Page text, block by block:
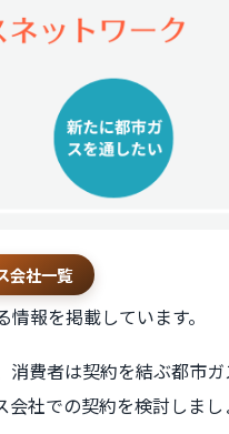
会社一覧
情報を掲載しています。
費者は契約を結ぶ都市
社での契約を検討しまし